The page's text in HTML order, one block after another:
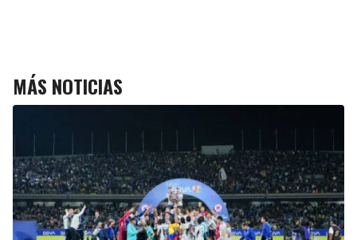
MÁS NOTICIAS